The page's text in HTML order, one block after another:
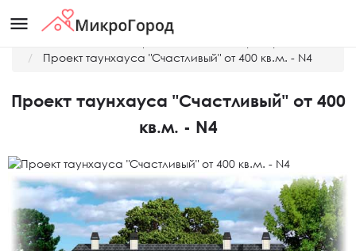
menu
Проект таунхауса "Счастливый" от 400 кв.м. - N4
Проект таунхауса "Счастливый" от 400
кв.м. - N4